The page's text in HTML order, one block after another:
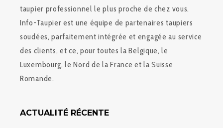
taupier professionnel le plus proche de chez vous.
Info-Taupier est une équipe de partenaires taupiers
soudées, parfaitement intégrée et engagée au service
des clients, et ce, pour toutes la Belgique, le
Luxembourg, le Nord de la France et la Suisse
Romande.
ACTUALITÉ RÉCENTE